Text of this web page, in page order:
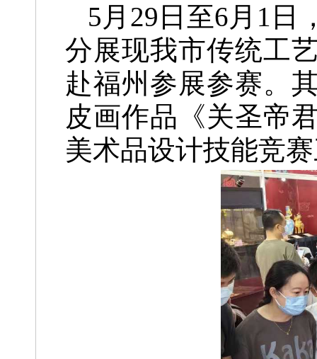
5月29日至6月1日
分展现我市传统工
赴福州参展参赛。
皮画作品《关圣帝
美术品设计技能竞